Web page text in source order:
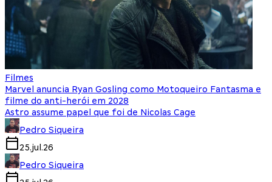
Filmes
Marvel anuncia Ryan Gosling como Motoqueiro Fantasma e
filme do anti-herói em 2028
Astro assume papel que foi de Nicolas Cage
Pedro Siqueira
25.jul.26
Pedro Siqueira